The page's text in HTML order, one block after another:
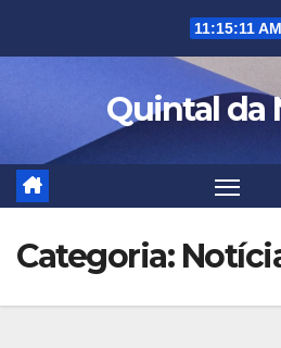
11:15:12 AM
Quintal da
Categoria: